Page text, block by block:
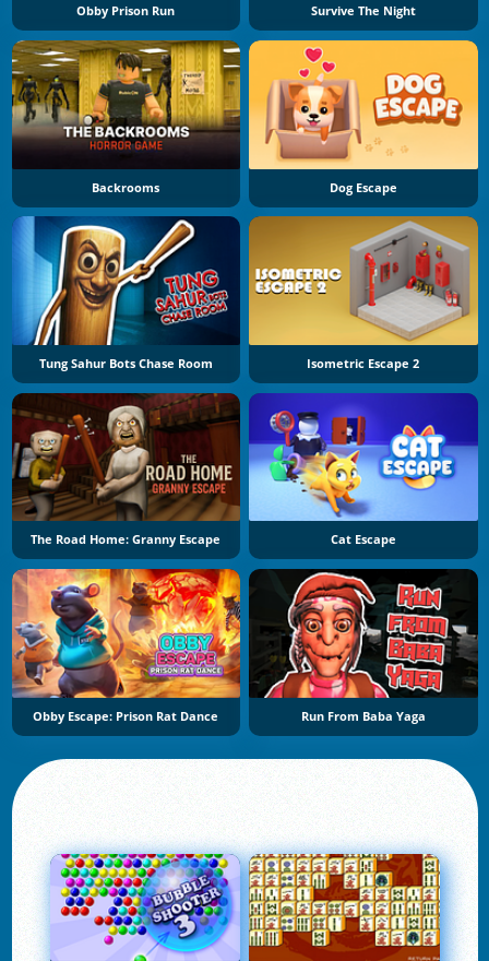
Obby Prison Run Survive The Night
Backrooms Dog Escape
Tung Sahur Bots Chase Room Isometric Escape 2
The Road Home: Granny Escape Cat Escape
Obby Escape: Prison Rat Dance Run From Baba Yaga